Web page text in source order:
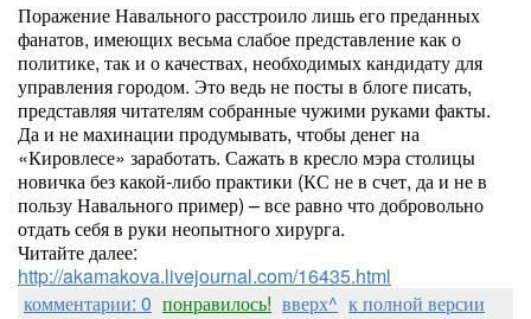
Поражение Навального расстроило лишь его преданных
фанатов, имеющих весьма слабое представление как о
политике, так и о качествах, необходимых кандидату для
управления городом. Это ведь не посты в блоге писать,
представляя читателям собранные чужими руками факты.
Да и не махинации продумывать, чтобы денег на
«Кировлесе» заработать. Сажать в кресло мэра столицы
новичка без какой-либо практики (КС не в счет, да и не в
пользу Навального пример) – все равно что добровольно
отдать себя в руки неопытного хирурга.
Читайте далее:
http://akamakova.livejournal.com/16435.html
комментарии: 0 понравилось! вверх^ к полной версии